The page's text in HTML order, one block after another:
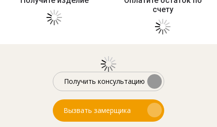
счету
Получить консультацию
Вызвать замерщика